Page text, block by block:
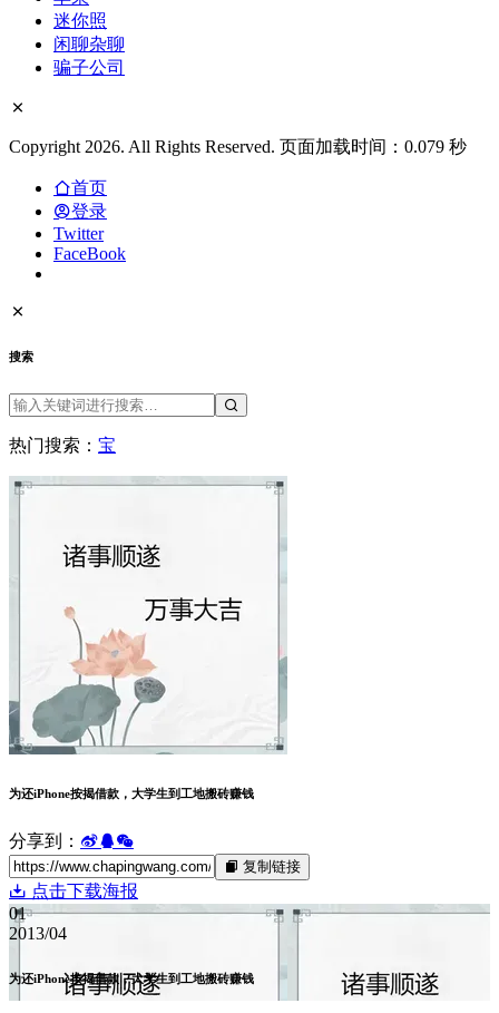
分类
Uncategorized
VPN
丑闻
书
免费
变态
品牌
域名空间
娱乐
差评
微拍
快递
新闻
曝光台
未分类
李宗瑞
消息
生活
疫情
社会